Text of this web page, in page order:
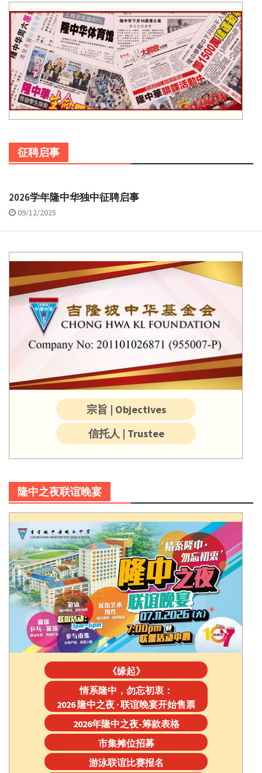
征聘启事
2026学年隆中华独中征聘启事
09/12/2025
宗旨 | Objectives
信托人 | Trustee
隆中之夜联谊晚宴
《缘起》
情系隆中，勿忘初衷：
2026 隆中之夜 · 联谊晚宴开始售票
2026年隆中之夜-筹款表格
市集摊位招募
游泳联谊比赛报名